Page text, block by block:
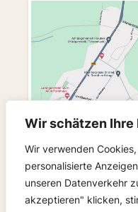
Wir schätzen Ihre
Wir verwenden
personalisierte
unseren Datenverkehr
akzeptieren" klicken,
FOLGEN SIE